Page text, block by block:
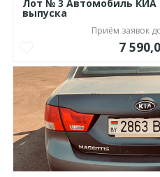
Лот № 3 Автомобиль
выпуска
Приём заявок
7